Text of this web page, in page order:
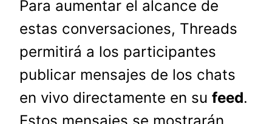
Para aumentar el alcance de
estas conversaciones, Threads
permitirá a los participantes
publicar mensajes de los chats
en vivo directamente en su feed.